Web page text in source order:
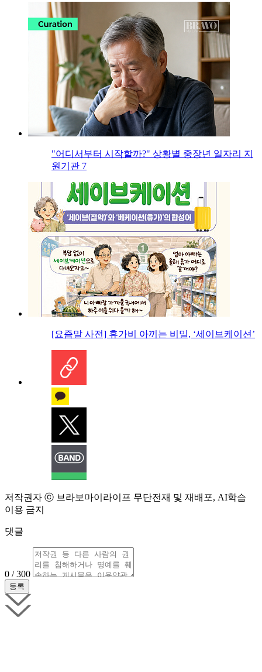
"어디서부터 시작할까?" 상황별 중장년 일자리 지
원기관 7
[요즘말 사전] 휴가비 아끼는 비밀, ‘세이브케이션’
저작권자 ⓒ 브라보마이라이프 무단전재 및 재배포, AI학습
이용 금지
댓글
0 / 300